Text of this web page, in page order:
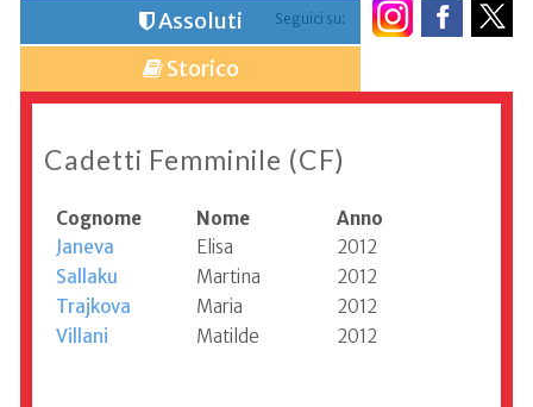
Seguici su:
Assoluti
Storico
Cadetti Femminile (CF)
Cognome Nome
Anno
Janeva
Elisa
2012
Sallaku
Martina
2012
Trajkova
Maria
2012
Villani
Matilde 2012